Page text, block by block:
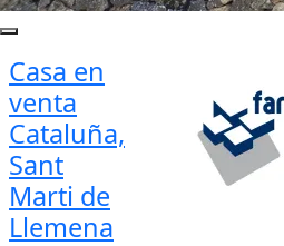
Casa en
venta
Cataluña,
Sant
Marti de
Llemena